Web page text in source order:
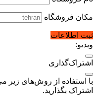
مکان فروشگاه
ثبت اطلاعات
ویدیو:
اشتراک‌گذاری
با استفاده از روش‌های زیر
اشتراک بگذارید.